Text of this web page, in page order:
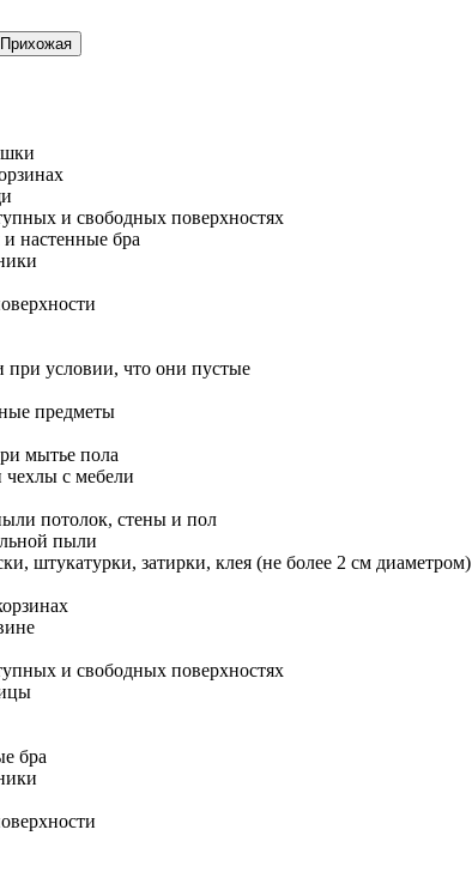
и свободных поверхностях
настенные бра
условии, что они пустые
предметы
мытье пола
с мебели
потолок, стены и пол
пыли
штукатурки, затирки, клея (не более 2 см диаметром)
и свободных поверхностях
бра